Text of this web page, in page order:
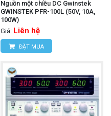
Nguồn một chiều DC Gwinstek
GWINSTEK PFR-100L (50V, 10A,
100W)
Giá: Liên hệ
ĐẶT MUA